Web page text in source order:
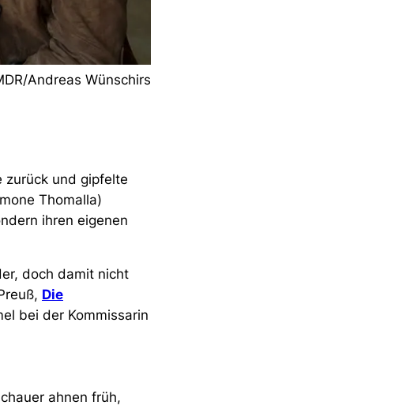
Andreas Wünschirs
zurück und gipfelte
Thomalla)
ihren eigenen
doch damit nicht
Die
bei der Kommissarin
ahnen früh,